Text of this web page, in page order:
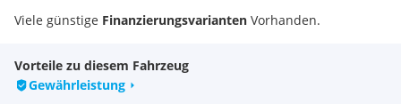
Viele günstige Finanzierungsvarianten Vorhanden.
Eintausch oder Ankauf deines Bikes ist möglich.
Weitere Gebrauchtmotorräder unter
Vorteile zu diesem Fahrzeug
Gewährleistung